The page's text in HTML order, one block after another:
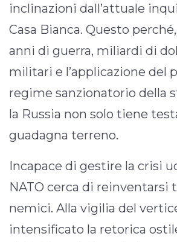
inclinazioni dall’attuale
Casa Bianca. Questo
anni di guerra, miliardi di
militari e l’applicazione del
regime sanzionatorio della
la Russia non solo tiene
guadagna terreno.
Incapace di gestire la crisi
NATO cerca di reinventarsi
nemici. Alla vigilia del
intensificato la retorica